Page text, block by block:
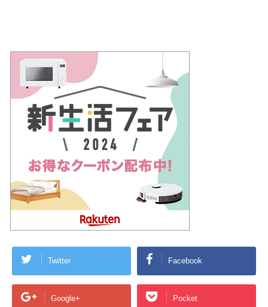
Twitter Facebook
Google+ Pocket